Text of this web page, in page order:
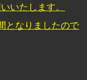
いたします。
となりましたので